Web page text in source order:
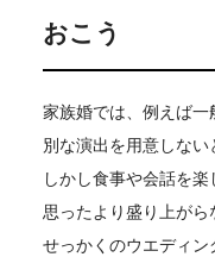
おこう
家族婚では、例えば
別な演出を用意しない
しかし食事や会話を楽
思ったより盛り上が
せっかくのウエディ